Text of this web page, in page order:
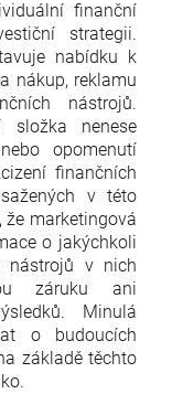
finanční
strategii.
nabídku k
nákup, reklamu
nástrojů.
složka nenese
opomenutí
finančních
v této
že marketingová
o jakýchkoli
nástrojů v nich
záruku ani
Minulá
o budoucích
základě těchto